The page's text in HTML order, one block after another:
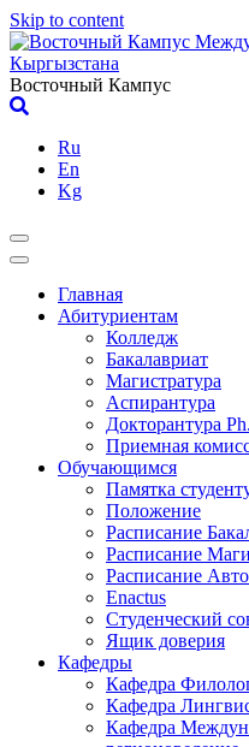
Skip to content
Восточный Кампус
Ru
En
Kg
Главная
Абитуриентам
Колледж
Бакалавриат
Магистратура
Аспирантура
Докторантура
Приемная
Обучающимся
Памятка
Положение
Расписание
Расписание
Расписание
Enactus
Студенческий
Ящик доверия
Кафедры
Кафедра
Кафедра
Кафедра